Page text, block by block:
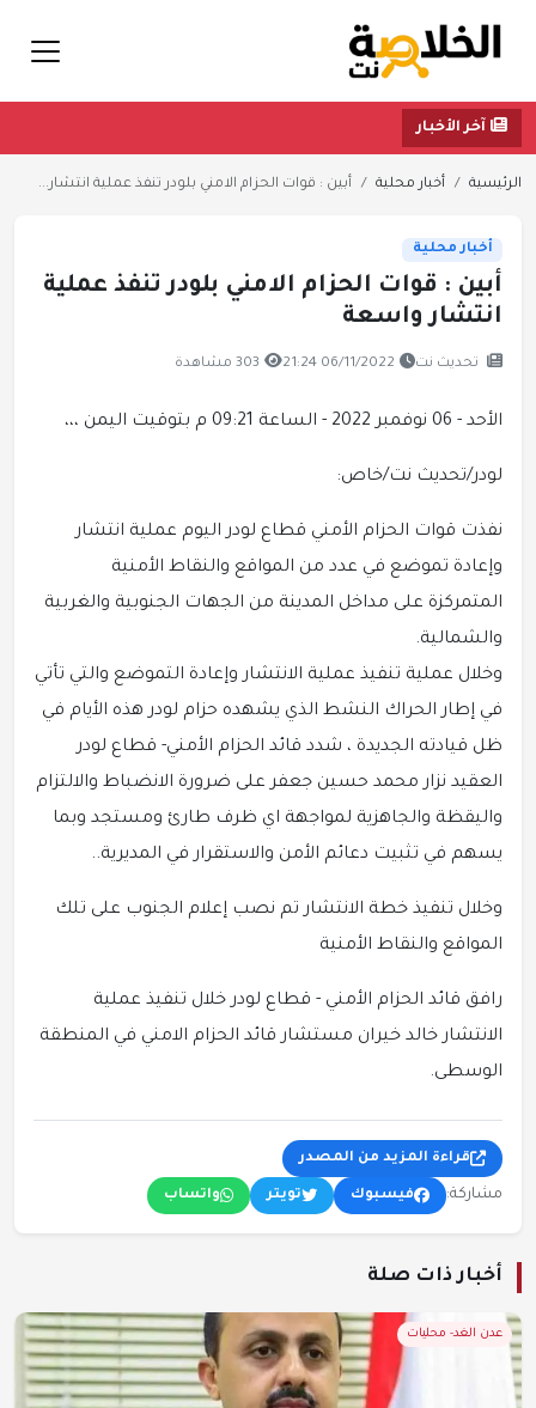
آخر الأخبار
الرئيسية أخبار محلية أبين : قوات الحزام الامني بلودر تنفذ عملية انتشار...
أخبار محلية
أبين : قوات الحزام الامني بلودر تنفذ عملية
انتشار واسعة
تحديث نت 06/11/2022 21:24 303 مشاهدة
الأحد - 06 نوفمبر 2022 - الساعة 09:21 م بتوقيت اليمن ،،،
لودر/تحديث نت/خاص:
نفذت قوات الحزام الأمني قطاع لودر اليوم عملية انتشار
وإعادة تموضع في عدد من المواقع والنقاط الأمنية
المتمركزة على مداخل المدينة من الجهات الجنوبية والغربية
والشمالية.
وخلال عملية تنفيذ عملية الانتشار وإعادة التموضع والتي تأتي
في إطار الحراك النشط الذي يشهده حزام لودر هذه الأيام في
ظل قيادته الجديدة ، شدد قائد الحزام الأمني- قطاع لودر
العقيد نزار محمد حسين جعفر على ضرورة الانضباط والالتزام
واليقظة والجاهزية لمواجهة اي ظرف طارئ ومستجد وبما
يسهم في تثبيت دعائم الأمن والاستقرار في المديرية..
وخلال تنفيذ خطة الانتشار تم نصب إعلام الجنوب على تلك
المواقع والنقاط الأمنية
رافق قائد الحزام الأمني - قطاع لودر خلال تنفيذ عملية
الانتشار خالد خيران مستشار قائد الحزام الامني في المنطقة
الوسطى.
قراءة المزيد من المصدر
مشاركة: فيسبوك تويتر واتساب
أخبار ذات صلة
عدن الغد- محليات